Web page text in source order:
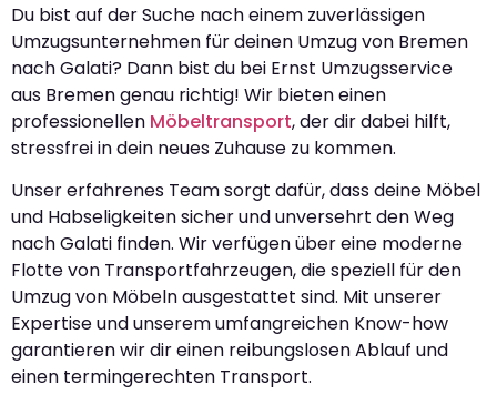
Du bist auf der Suche nach einem zuverlässigen
Umzugsunternehmen für deinen Umzug von Bremen
nach Galati? Dann bist du bei Ernst Umzugsservice
aus Bremen genau richtig! Wir bieten einen
professionellen Möbeltransport, der dir dabei hilft,
stressfrei in dein neues Zuhause zu kommen.
Unser erfahrenes Team sorgt dafür, dass deine Möbel
und Habseligkeiten sicher und unversehrt den Weg
nach Galati finden. Wir verfügen über eine moderne
Flotte von Transportfahrzeugen, die speziell für den
Umzug von Möbeln ausgestattet sind. Mit unserer
Expertise und unserem umfangreichen Know-how
garantieren wir dir einen reibungslosen Ablauf und
einen termingerechten Transport.